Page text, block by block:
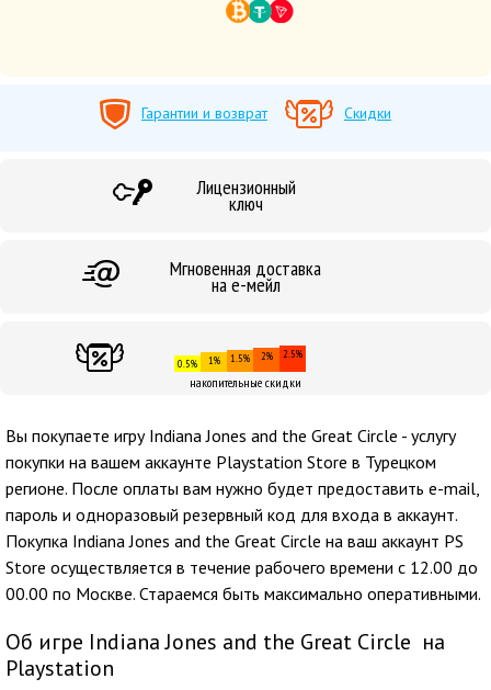
Гарантии и возврат Скидки
Лицензионный
ключ
Мгновенная доставка
на е-мейл
0.5% 1% 1.5% 2% 2.5%
накопительные скидки
Вы покупаете игру Indiana Jones and the Great Circle - услугу
покупки на вашем аккаунте Playstation Store в Турецком
регионе. После оплаты вам нужно будет предоставить e-mail,
пароль и одноразовый резервный код для входа в аккаунт.
Покупка Indiana Jones and the Great Circle на ваш аккаунт PS
Store осуществляется в течение рабочего времени с 12.00 до
00.00 по Москве. Стараемся быть максимально оперативными.
Об игре Indiana Jones and the Great Circle на
Playstation